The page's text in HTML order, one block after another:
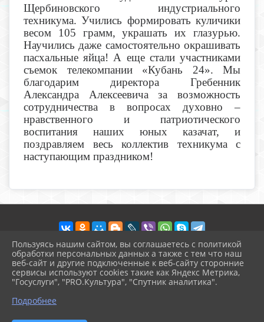
Щербиновского индустриального
техникума. Учились формировать куличики
весом 105 грамм, украшать их глазурью.
Научились даже самостоятельно окрашивать
пасхальные яйца! А еще стали участниками
съемок телекомпании «Кубань 24». Мы
благодарим директора Гребенник
Александра Алексеевича за возможность
сотрудничества в вопросах духовно –
нравственного и патриотического
воспитания наших юных казачат, и
поздравляем весь коллектив техникума с
наступающим праздником!
2026 г. raduga-ds5.uo-moshr.ru
Вход
Карта сайта
Политика обработки персональных данных
Сделано на KubCMS
Пользуясь нашим сайтом, вы соглашаетесь с политикой
обработки персональных данных а также с тем что наш
веб-сайт и другие подключенные к веб-сайту сторонние
сервисы используют cookies такие как Яндекс Метрика,
"Госуслуги", "PRO.Культура", "Спутник аналитика".
Подробнее